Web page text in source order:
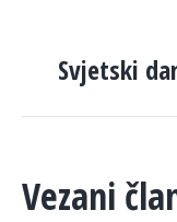
Svjetski
Vezani